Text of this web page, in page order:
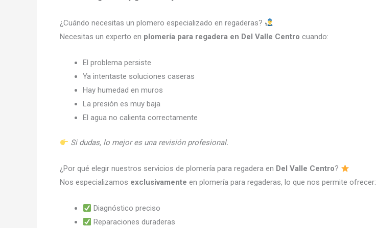
¿Cuándo necesitas un plomero especializado en regaderas?
Necesitas un experto en plomería para regadera en Del Valle Centro cuando:
El problema persiste
Ya intentaste soluciones caseras
Hay humedad en muros
La presión es muy baja
El agua no calienta correctamente
Si dudas, lo mejor es una revisión profesional.
¿Por qué elegir nuestros servicios de plomería para regadera en Del Valle Centro?
Nos especializamos exclusivamente en plomería para regaderas, lo que nos permite ofrecer:
Diagnóstico preciso
Reparaciones duraderas